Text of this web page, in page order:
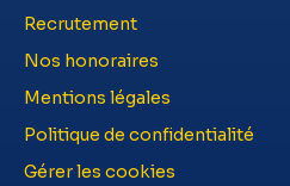
Recrutement
Nos honoraires
Mentions légales
Politique de confidentialité
Gérer les cookies